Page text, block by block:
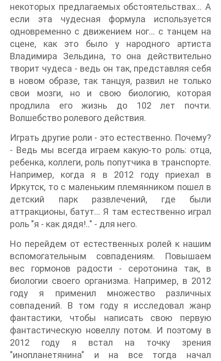
некоторых предлагаемых обстоятельствах... А
если эта чудесная формула используется
одновременно с движением ног... с танцем на
сцене, как это было у народного артиста
Владимира Зельдина, то она действительно
творит чудеса - ведь он так, представляя себя
в новом образе, так танцуя, развил не только
свои мозги, но и свою биологию, которая
продлила его жизнь до 102 лет почти.
Волшебство ролевого действия.
Играть другие роли - это естественно. Почему?
- Ведь мы всегда играем какую-то роль: отца,
ребенка, коллеги, роль попутчика в транспорте.
Например, когда я в 2012 году приехал в
Иркутск, то с маленьким племянником пошел в
детский парк развлечений, где были
аттракционы, батут... Я там естественно играл
роль "я - как дядя!.." - для него.
Но перейдем от естественных ролей к нашим
вспомогательным совпадениям. Повышаем
вес гормонов радости - серотонина так, в
биологии своего организма. Например, в 2012
году я применил множество различных
совпадений. В том году я исследовал жанр
фантастики, чтобы написать свою первую
фантастическую новеллу потом. И поэтому в
2012 году я встал на точку зрения
"инопланетянина" и на все тогда начал